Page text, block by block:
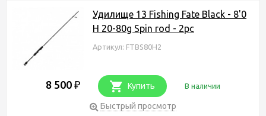
Удилище 13 Fishing Fate Black - 8'0
H 20-80g Spin rod - 2pc
Артикул: FTBS80H2
8 500 ₽ Купить В наличии
Быстрый просмотр